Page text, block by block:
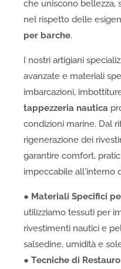
che uniscono bellezza,
nel rispetto delle
per barche.
I nostri artigiani
avanzate e materiali
imbarcazioni,
tappezzeria nautica
condizioni marine. Dal
rigenerazione dei
garantire comfort,
impeccabile all’interno
● Materiali Specifici
utilizziamo tessuti per
rivestimenti nautici e
salsedine, umidità e
● Tecniche di